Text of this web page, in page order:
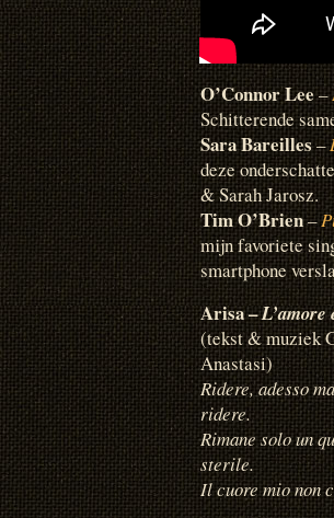
O’Connor Lee–
Schitterende
Sara Bareilles–
deze
& Sarah Jarosz.
Tim O’Brien–
mijn favoriete
smartphone
Arisa –L’amore
(tekst & muziek
Anastasi)
Ridere, adesso
ridere.
Rimane solo un
sterile.
Il cuore mio non